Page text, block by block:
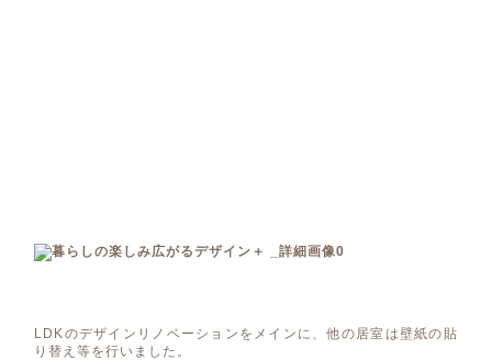
LDKのデザインリノベーションをメインに、他の居室は壁紙の貼
り替え等を行いました。